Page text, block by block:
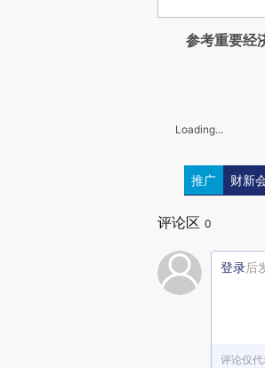
参考重要经
Loading...
推广 财新
评论区 0
登录后
评论仅